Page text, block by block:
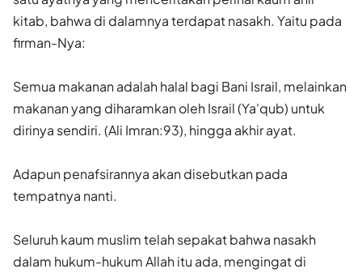
kitab, bahwa di dalamnya terdapat nasakh. Yaitu pada
firman-Nya:
Semua makanan adalah halal bagi Bani Israil, melainkan
makanan yang diharamkan oleh Israil (Ya'qub) untuk
dirinya sendiri. (Ali Imran:93), hingga akhir ayat.
Adapun penafsirannya akan disebutkan pada
tempatnya nanti.
Seluruh kaum muslim telah sepakat bahwa nasakh
dalam hukum-hukum Allah itu ada, mengingat di